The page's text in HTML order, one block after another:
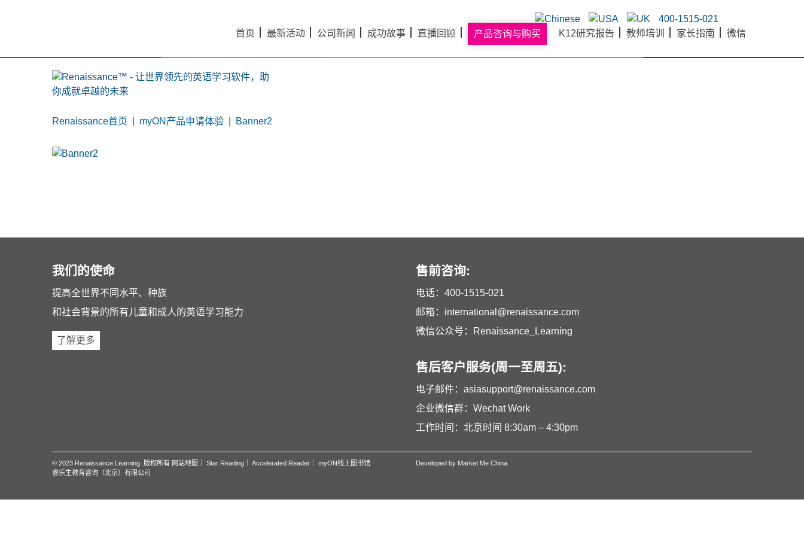
400-1515-021
首页
最新活动 公司新闻 成功故事 直播回顾 产品咨询与购买 K12研究报告 教师培训 家长指南 微信
Renaissance首页 myON产品申请体验 Banner2
我们的使命
提高全世界不同水平、种族
和社会背景的所有儿童和成人的英语学习能力
了解更多
售前咨询:
电话：400-1515-021
邮箱： international@renaissance.com
微信公众号：Renaissance_Learning
售后客户服务(周一至周五):
电子邮件：asiasupport@renaissance.com
企业微信群：Wechat Work
工作时间：北京时间 8:30am – 4:30pm
© 2023 Renaissance Learning. 版权所有 网站地图 Star Reading Accelerated Reader
myON线上图书馆
睿乐生教育咨询（北京）有限公司
Developed by Market Me China